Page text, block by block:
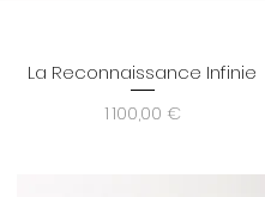
Aperçu rapide
La Reconnaissance Infinie
Prix
1 100,00 €